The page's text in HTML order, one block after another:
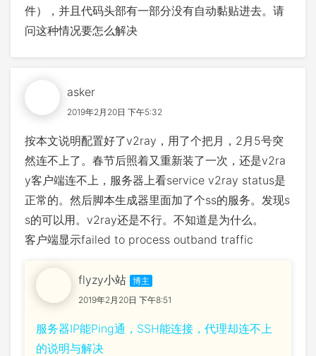
件），并且代码头部有一部分没有自动黏贴进去。请
问这种情况要怎么解决
asker
2019年2月20日 下午5:32
按本文说明配置好了v2ray，用了个把月，2月5号突
然连不上了。春节后照着又重新装了一次，还是v2ra
y客户端连不上，服务器上看service v2ray status是
正常的。然后脚本生成器里面加了个ss的服务。发现s
s的可以用。v2ray还是不行。不知道是为什么。
客户端显示failed to process outband traffic
flyzy小站
2019年2月20日 下午8:51
服务器IP能Ping通，SSH能连接，代理却连不上
的说明与解决